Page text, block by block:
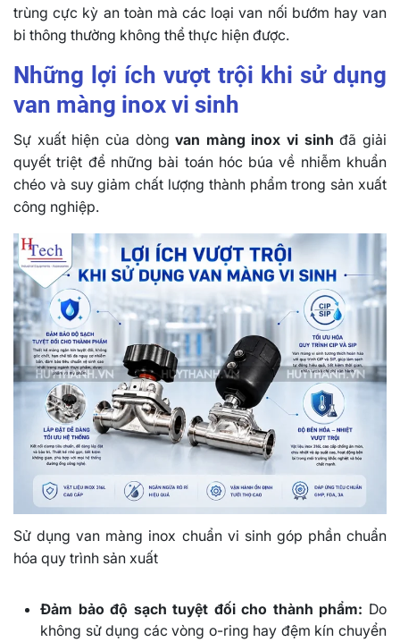
trùng cực kỳ an toàn mà các loại van nối bướm hay van
bi thông thường không thể thực hiện được.
Những lợi ích vượt trội khi sử dụng
van màng inox vi sinh
Sự xuất hiện của dòngvan màng inox vi sinh đã giải
quyết triệt để những bài toán hóc búa về nhiễm khuẩn
chéo và suy giảm chất lượng thành phẩm trong sản xuất
công nghiệp.
Sử dụng van màng inox chuẩn vi sinh góp phần chuẩn
hóa quy trình sản xuất
Đảm bảo độ sạch tuyệt đối cho thành phẩm: Do
không sử dụng các vòng o-ring hay đệm kín chuyển